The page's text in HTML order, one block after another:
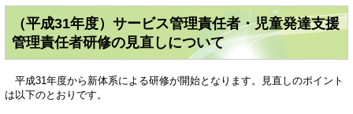
（平成31年度）サービス管理責任者・児童発達支援
管理責任者研修の見直しについて
平成31年度から新体系による研修が開始となります。見直しのポイント
は以下のとおりです。